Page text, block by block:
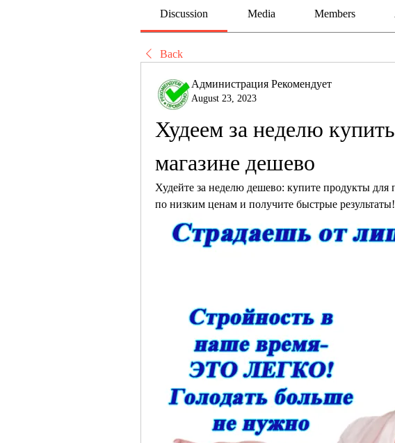
Discussion Media Members
Back
Администрация Рекомендует
August 23, 2023
Худеем за неделю
магазине дешево
Худейте за неделю дешево: купите продукты для
по низким ценам и получите быстрые результаты!